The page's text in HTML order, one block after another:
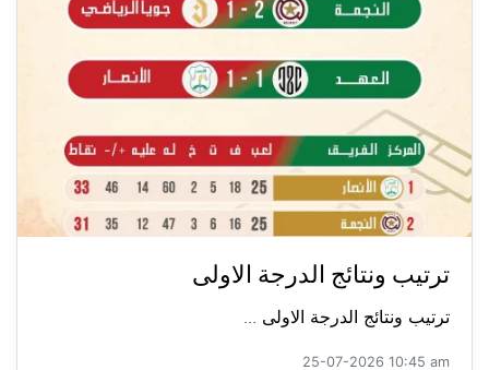
ترتيب ونتائج الدرجة الاولى
ترتيب ونتائج الدرجة الاولى ...
25-07-2026 10:45 am